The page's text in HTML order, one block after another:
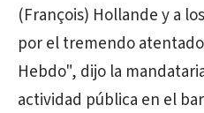
(François) Hollande y a
por el tremendo
Hebdo", dijo la
actividad pública en el